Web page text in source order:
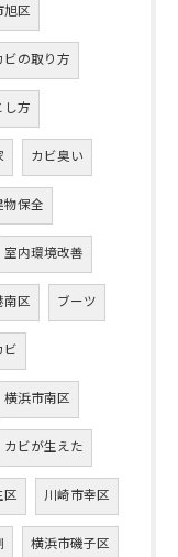
旭区
ビの取り方
し方
カビ臭い
物保全
室内環境改善
区 ブーツ
ビ
横浜市南区
カビが生えた
区 川崎市幸区
横浜市磯子区